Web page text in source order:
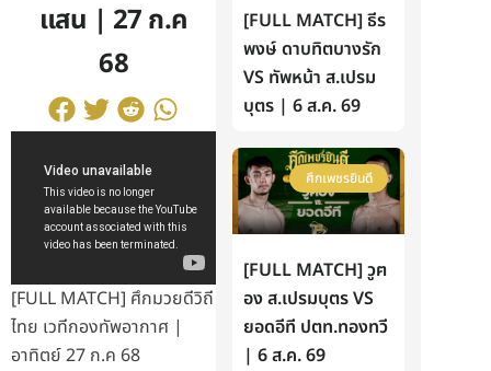
แสน | 27 ก.ค
68
[FULL MATCH] ศึกมวยดีวิถี
ไทย เวทีกองทัพอากาศ |
อาทิตย์ 27 ก.ค 68
[FULL MATCH] ธีร
พงษ์ ดาบทิตบางรัก
VS ทัพหน้า ส.เปรม
บุตร | 6 ส.ค. 69
ศึกเพชรยินดี
[FULL MATCH] วูฅ
อง ส.เปรมบุตร VS
ยอดอีที ปตท.ทองทวี
| 6 ส.ค. 69